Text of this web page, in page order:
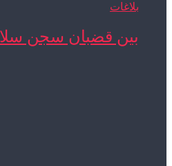
بلاغات
بين قضبان سجن سلا 2 وبعد المسافة عن ...